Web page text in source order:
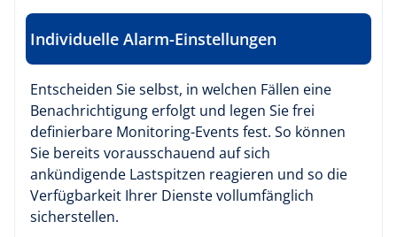
Individuelle Alarm-Einstellungen
Entscheiden Sie selbst, in welchen Fällen eine
Benachrichtigung erfolgt und legen Sie frei
definierbare Monitoring-Events fest. So können
Sie bereits vorausschauend auf sich
ankündigende Lastspitzen reagieren und so die
Verfügbarkeit Ihrer Dienste vollumfänglich
sicherstellen.